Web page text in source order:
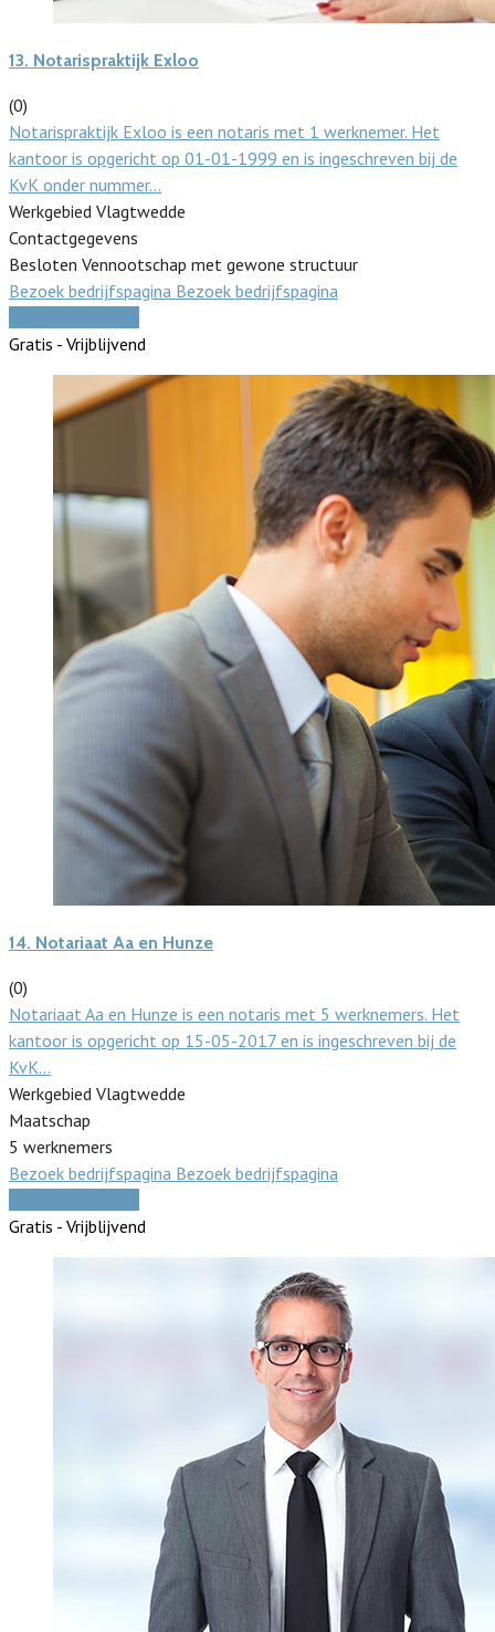
13. Notarispraktijk Exloo
(0)
Notarispraktijk Exloo is een notaris met 1 werknemer. Het
kantoor is opgericht op 01-01-1999 en is ingeschreven bij de
KvK onder nummer…
Werkgebied Vlagtwedde
Contactgegevens
Besloten Vennootschap met gewone structuur
Bezoek bedrijfspagina Bezoek bedrijfspagina
Gratis - Vrijblijvend
14. Notariaat Aa en Hunze
(0)
Notariaat Aa en Hunze is een notaris met 5 werknemers. Het
kantoor is opgericht op 15-05-2017 en is ingeschreven bij de
KvK…
Werkgebied Vlagtwedde
Maatschap
5 werknemers
Bezoek bedrijfspagina Bezoek bedrijfspagina
Gratis - Vrijblijvend